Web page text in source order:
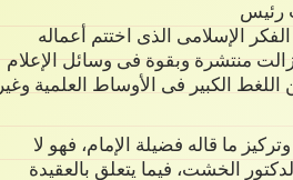
رئيس
الإسلامى الذى اختتم أعماله
منتشرة وبقوة فى وسائل الإعلام
الكبير فى الأوساط العلمية وغير
ما قاله فضيلة الإمام، فهو لا
الخشت، فيما يتعلق بالعقيدة